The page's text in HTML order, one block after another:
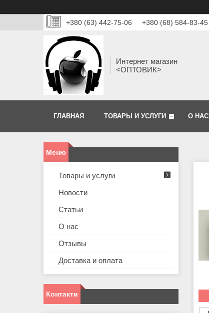
+380 (63) 442-75-06 +380 (68) 584-83-45
Интернет магазин
<ОПТОВИК>
ГЛАВНАЯ ТОВАРЫ И УСЛУГИ О НАС
Товары и услуги
Новости
Статьи
О нас
Отзывы
Доставка и оплата
Контакти